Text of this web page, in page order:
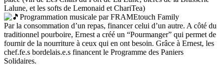
Lalune, et les softs de Lemonaid et ChariTea)
Programmation musicale par FRAMEtouch Family
Par la consommation d’un repas, financer celui d’un autre. A côté du
traditionnel pourboire, Ernest a créé un “Pourmanger” qui permet de
fournir de la nourriture à ceux qui en ont besoin. Grâce à Ernest, les
chef.fe.s bordelais.e.s financent le Programme des Paniers
Solidaires.